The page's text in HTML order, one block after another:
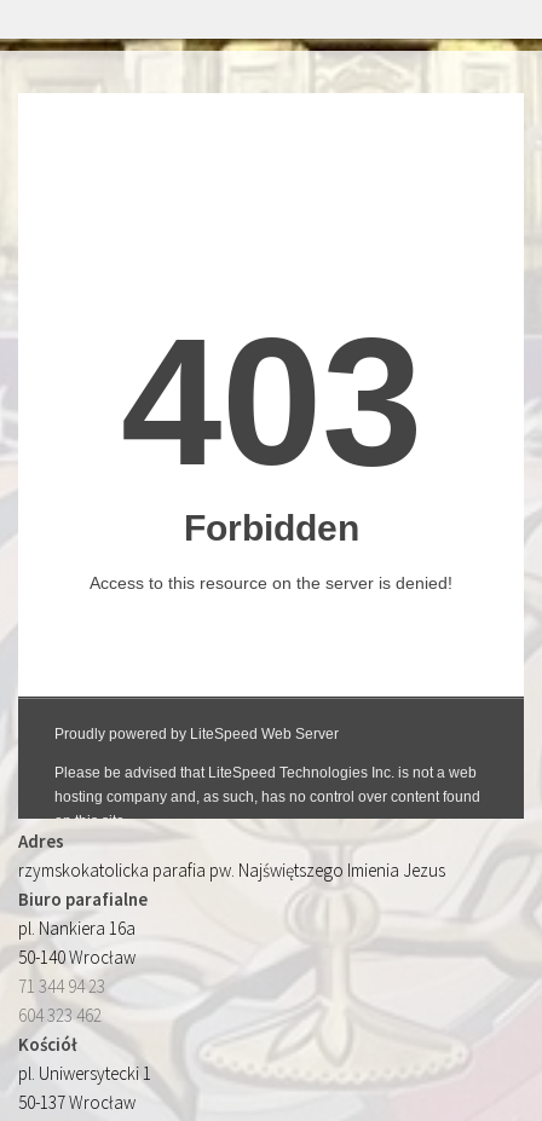
Adres
rzymskokatolicka parafia pw. Najświętszego Imienia Jezus
Biuro parafialne
pl. Nankiera 16a
50-140 Wrocław
71 344 94 23
604 323 462
Kościół
pl. Uniwersytecki 1
50-137 Wrocław